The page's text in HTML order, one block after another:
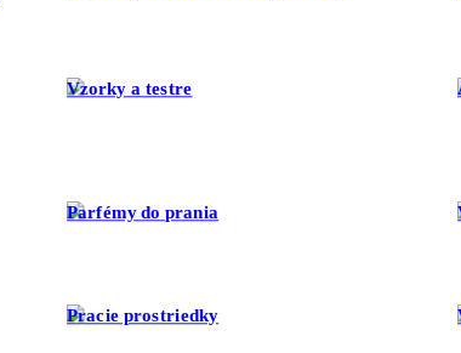
Vzorky a testre
Parfémy do prania
Pracie prostriedky